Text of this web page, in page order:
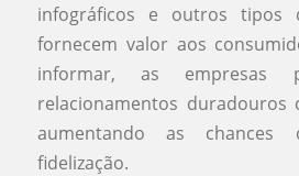
infográficos e outros tipos
fornecem valor aos
informar, as empresas
relacionamentos duradouros
aumentando as chances
fidelização.